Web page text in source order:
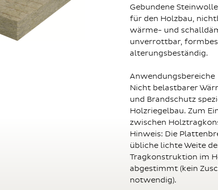
Gebundene
für den Holzbau,
wärme- und
unverrottbar,
alterungsbeständig.
Anwendungsbereiche
Nicht belastbarer
und Brandschutz
Holzriegelbau. Zum
zwischen
Hinweis: Die
übliche lichte Weite
Tragkonstruktion im
abgestimmt (kein
notwendig).